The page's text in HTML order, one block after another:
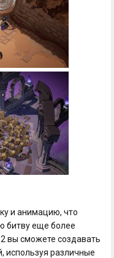
и анимацию, что
битву еще более
вы сможете создавать
используя различные